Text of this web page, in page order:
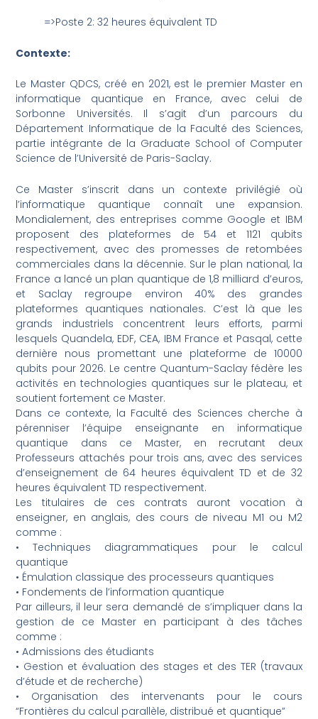
=>Poste 2: 32 heures équivalent TD
Contexte:
Le Master QDCS, créé en 2021, est le premier Master en
informatique quantique en France, avec celui de
Sorbonne Universités. Il s’agit d’un parcours du
Département Informatique de la Faculté des Sciences,
partie intégrante de la Graduate School of Computer
Science de l’Université de Paris-Saclay.
Ce Master s’inscrit dans un contexte privilégié où
l’informatique quantique connaît une expansion.
Mondialement, des entreprises comme Google et IBM
proposent des plateformes de 54 et 1121 qubits
respectivement, avec des promesses de retombées
commerciales dans la décennie. Sur le plan national, la
France a lancé un plan quantique de 1,8 milliard d’euros,
et Saclay regroupe environ 40% des grandes
plateformes quantiques nationales. C’est là que les
grands industriels concentrent leurs efforts, parmi
lesquels Quandela, EDF, CEA, IBM France et Pasqal, cette
dernière nous promettant une plateforme de 10000
qubits pour 2026. Le centre Quantum-Saclay fédère les
activités en technologies quantiques sur le plateau, et
soutient fortement ce Master.
Dans ce contexte, la Faculté des Sciences cherche à
pérenniser l’équipe enseignante en informatique
quantique dans ce Master, en recrutant deux
Professeurs attachés pour trois ans, avec des services
d’enseignement de 64 heures équivalent TD et de 32
heures équivalent TD respectivement.
Les titulaires de ces contrats auront vocation à
enseigner, en anglais, des cours de niveau M1 ou M2
comme :
• Techniques diagrammatiques pour le calcul
quantique
• Émulation classique des processeurs quantiques
• Fondements de l’information quantique
Par ailleurs, il leur sera demandé de s’impliquer dans la
gestion de ce Master en participant à des tâches
comme :
• Admissions des étudiants
• Gestion et évaluation des stages et des TER (travaux
d’étude et de recherche)
• Organisation des intervenants pour le cours
“Frontières du calcul parallèle, distribué et quantique”